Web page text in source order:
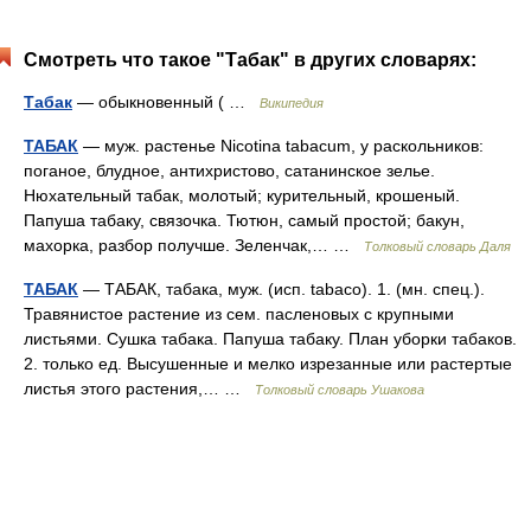
Смотреть что такое "Табак" в других словарях:
Табак — обыкновенный ( … Википедия
ТАБАК — муж. растенье Nicotina tabacum, у раскольников:
поганое, блудное, антихристово, сатанинское зелье.
Нюхательный табак, молотый; курительный, крошеный.
Папуша табаку, связочка. Тютюн, самый простой; бакун,
махорка, разбор получше. Зеленчак,… …
Толковый словарь Даля
ТАБАК — ТАБАК, табака, муж. (исп. tabaco). 1. (мн. спец.).
Травянистое растение из сем. пасленовых с крупными
листьями. Сушка табака. Папуша табаку. План уборки табаков.
2. только ед. Высушенные и мелко изрезанные или растертые
листья этого растения,… …
Толковый словарь Ушакова